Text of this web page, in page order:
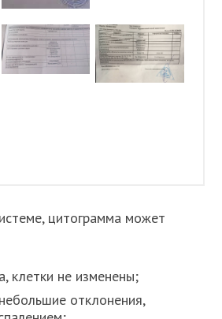
цитограмма может
клетки не изменены;
отклонения,